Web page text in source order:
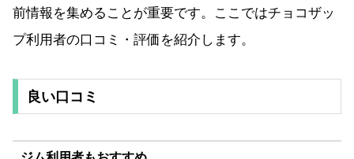
前情報を集めることが重要です。ここではチョコザッ
プ利用者の口コミ・評価を紹介します。
良い口コミ